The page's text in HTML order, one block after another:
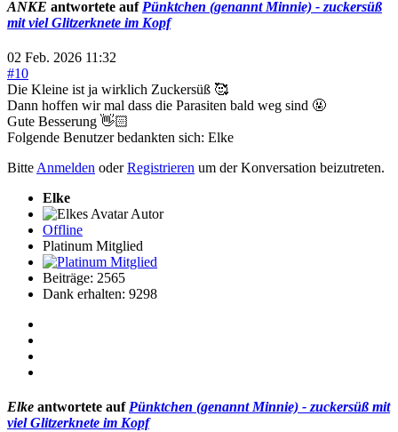
ANKE antwortete auf Pünktchen (genannt Minnie) - zuckersüß
mit viel Glitzerknete im Kopf
02 Feb. 2026 11:32
#10
Die Kleine ist ja wirklich Zuckersüß 🥰
Dann hoffen wir mal dass die Parasiten bald weg sind 🤬
Gute Besserung 👋🏻
Folgende Benutzer bedankten sich: Elke
Bitte Anmelden oderRegistrieren um der Konversation beizutreten.
Elke
Autor
Offline
Platinum Mitglied
Beiträge: 2565
Dank erhalten: 9298
Elke antwortete auf Pünktchen (genannt Minnie) - zuckersüß mit
viel Glitzerknete im Kopf